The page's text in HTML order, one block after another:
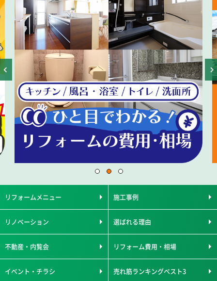
リフォームメニュー 施工事例
リノベーション 選ばれる理由
不動産・内覧会 リフォーム費用・相場
イベント・チラシ 売れ筋ランキングベスト3